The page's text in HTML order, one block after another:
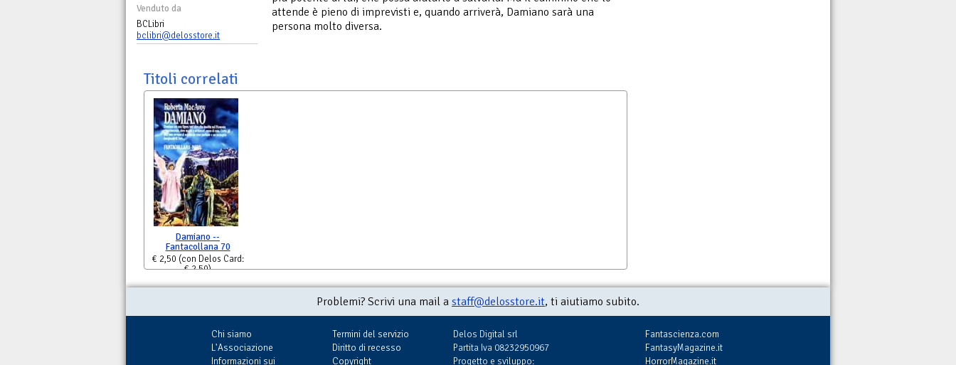
Venduto da
BCLibri
bclibri@delosstore.it
attende è pieno di imprevisti e, quando arriverà, Damiano sarà una
persona molto diversa.
Titoli correlati
Damiano --
Fantacollana 70
€ 2,50 (con Delos Card:
€ 2,50)
Problemi? Scrivi una mail a staff@delosstore.it, ti aiutiamo subito.
Chi siamo
L'Associazione
Informazioni sui
Termini del servizio
Diritto di recesso
Copyright
Delos Digital srl
Partita Iva 08232950967
Progetto e sviluppo:
Fantascienza.com
FantasyMagazine.it
HorrorMagazine.it